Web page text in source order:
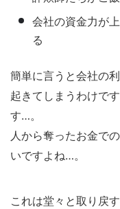
会社の資金力が
る
簡単に言うと会社の
起きてしまうわけで
す…。
人から奪ったお金で
いですよね…。
これは堂々と取り戻す